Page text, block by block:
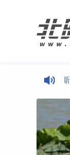
化帮扶新答卷